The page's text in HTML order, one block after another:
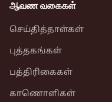
ஆவண வகைகள்
செய்தித்தாள்கள்
புத்தகங்கள்
பத்திரிகைகள்
காணொளிகள்